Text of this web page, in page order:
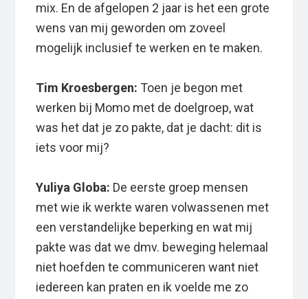
mix. En de afgelopen 2 jaar is het een grote
wens van mij geworden om zoveel
mogelijk inclusief te werken en te maken.
Tim Kroesbergen: Toen je begon met
werken bij Momo met de doelgroep, wat
was het dat je zo pakte, dat je dacht: dit is
iets voor mij?
Yuliya Globa: De eerste groep mensen
met wie ik werkte waren volwassenen met
een verstandelijke beperking en wat mij
pakte was dat we dmv. beweging helemaal
niet hoefden te communiceren want niet
iedereen kan praten en ik voelde me zo